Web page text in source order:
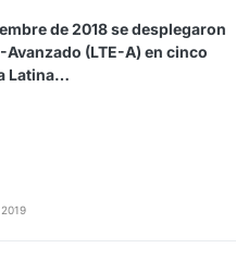
de 2018 se desplegaron
Avanzado (LTE-A) en cinco
Latina…